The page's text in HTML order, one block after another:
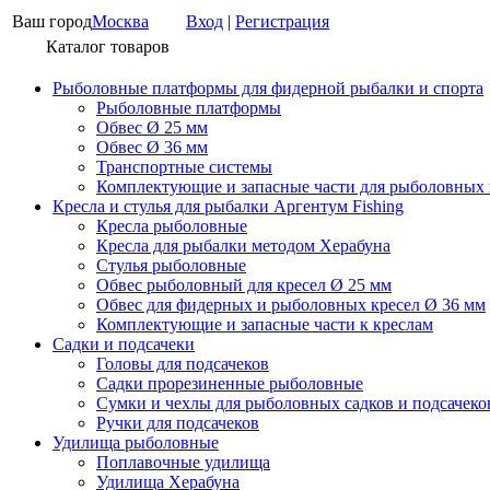
Ваш городМосква Вход | Регистрация
Каталог товаров
Рыболовные платформы для фидерной рыбалки и спорта
Рыболовные платформы
Обвес Ø 25 мм
Обвес Ø 36 мм
Транспортные системы
Комплектующие и запасные части для рыболовных
Кресла и стулья для рыбалки Аргентум Fishing
Кресла рыболовные
Кресла для рыбалки методом Херабуна
Стулья рыболовные
Обвес рыболовный для кресел Ø 25 мм
Обвес для фидерных и рыболовных кресел Ø 36 мм
Комплектующие и запасные части к креслам
Садки и подсачеки
Головы для подсачеков
Садки прорезиненные рыболовные
Сумки и чехлы для рыболовных садков и
Ручки для подсачеков
Удилища рыболовные
Поплавочные удилища
Удилища Херабуна